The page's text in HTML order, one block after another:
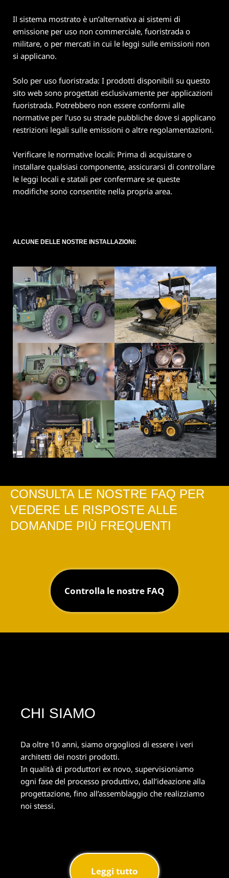
Il sistema mostrato è un’alternativa ai sistemi di
emissione per uso non commerciale, fuoristrada o
militare, o per mercati in cui le leggi sulle emissioni non
si applicano.
Solo per uso fuoristrada: I prodotti disponibili su questo
sito web sono progettati esclusivamente per applicazioni
fuoristrada. Potrebbero non essere conformi alle
normative per l’uso su strade pubbliche dove si applicano
restrizioni legali sulle emissioni o altre regolamentazioni.
Verificare le normative locali: Prima di acquistare o
installare qualsiasi componente, assicurarsi di controllare
le leggi locali e statali per confermare se queste
modifiche sono consentite nella propria area.
ALCUNE DELLE NOSTRE INSTALLAZIONI:
CONSULTA LE NOSTRE FAQ PER
VEDERE LE RISPOSTE ALLE
DOMANDE PIÙ FREQUENTI
Controlla le nostre FAQ
CHI SIAMO
Da oltre 10 anni, siamo orgogliosi di essere i veri
architetti dei nostri prodotti.
In qualità di produttori ex novo, supervisioniamo
ogni fase del processo produttivo, dall’ideazione alla
progettazione, fino all’assemblaggio che realizziamo
noi stessi.
Leggi tutto